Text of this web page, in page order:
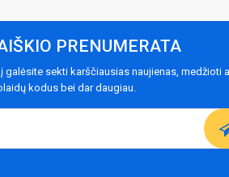
PRENUMERATA
galėsite sekti karščiausias naujienas, medžioti
kodus bei dar daugiau.